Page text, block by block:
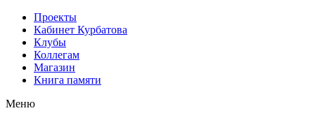
Проекты
Кабинет Курбатова
Клубы
Коллегам
Магазин
Книга памяти
Меню